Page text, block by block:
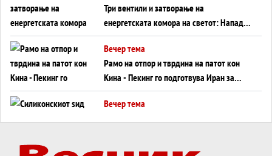
Три вентили и затворање на
енергетската комора на светот: Нападот
во Суец најавува глобален енергетски
инфаркт?
Вечер тема
Рамо на отпор и тврдина на патот кон
Кина - Пекинг го подготвува Иран за
американска копнена инвазија
Вечер тема